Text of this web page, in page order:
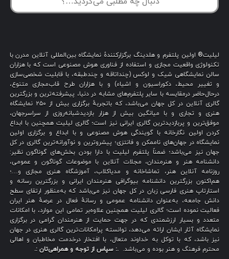
لیلیت® اولین پلتفرم و هلدینگ برگزارکنندهٔ نمایشگاه بین‌المللی آنلاین مدرن با
تکنولوژی واقعیت مجازی و استفاده از فناوری هوش مصنوعی است که با هزاران
سالن نمایشگاهی شیک و لوکس (چنداتاقه و چندطبقه، با قابلیت شخصی‌سازی
و تغییر محیط، دکوراسیون و اشیاء) و با هزاران طرح قاب‌مجازی متنوع،
درحال‌حاضر درمقایسه با سایر پلتفرم‌های مشابه در دنیا، پیشرفته‌ترین و بزرگترین
گالری آنلاین در کل جهان می‌باشد، که باتجربهٔ برگزاری بیش از ۲۵۰ نمایشگاه
هنری و تجاری و با میانگین بیش از هزار بازدیدشبانه‌روزی از سراسرجهان،
موفق‌ترین و پربازدیدترین گالری ایرانی نیز است؛ گالری لیلیت همچنین با ابداع
کردن اولین نگارخانه با گویندگی هوش مصنوعی و با ابداع و برگزاری اولین
نمایشگاه در جهان‌های ناممکن و فانتزی؛ پیشروترین و نوآورانه‌ترین گالری در کل
جهان نیز می‌باشد؛ ضمناً پلتفرم لیلیت با دارا بودن بخش‌های گوناگون نظیر:
دانشنامه هنر و هنرمندان، مجلات آنلاین با موضوعات گوناگون و عمومی،
روزنامه آنلاین هنر، تماشاخانه و مدیاکلاب، آموزشگاه هنری مجازی و…؛
هم‌اکنون بزرگترین دانشنامه بیوگرافی هنرمندان ایرانی و بزرگترین رسانه و
استارتاپ هنری فارسی زبان در کل جهان نیز می‌باشد که به‌منظور ارتقای سطح
دانش جامعه، به‌عنوان دانشنامه عمومی و رسانهٔ فعال در عرصهٔ هنر ایران
فعالیت نموده است؛ گالری لیلیت همچنین علاوه‌بر تمامی این موارد، با امکانات
متعدد و بسیار ارزشمندی که در جهت حمایت از هنرمندان گرامی در برگزاری
نمایشگاه آثار ایشان ارائه می‌دهد، توانسته پرامکانات‌ترین گالری هنری در جهان
نیز باشد، که با توکل به خداوند متعال، با افتخار درخدمت مخاطبان و اهالی
محترم فرهنگ و هنر بوده و می‌باشد. .: سپاس از توجه و همراهی‌تان :.